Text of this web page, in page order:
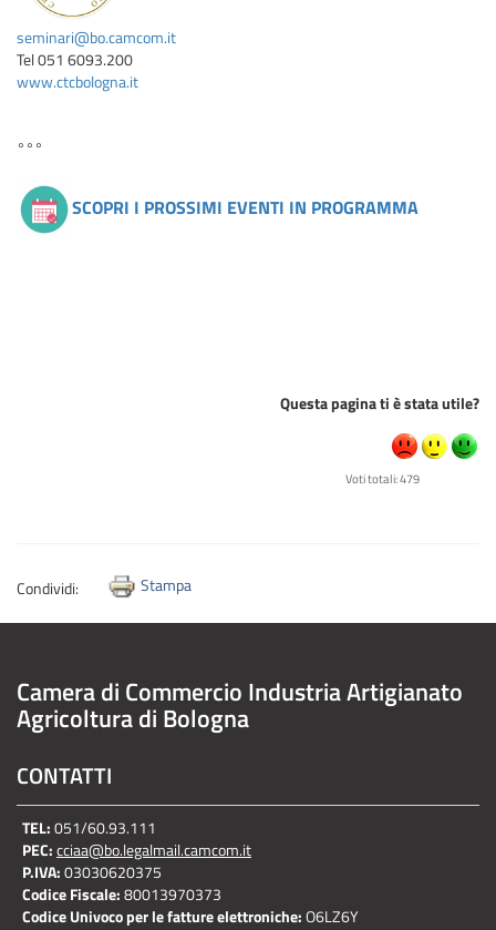
seminari@bo.camcom.it
Tel 051 6093.200
www.ctcbologna.it
°°°
SCOPRI I PROSSIMI EVENTI IN PROGRAMMA
Questa pagina ti è stata utile?
Voti totali: 479
Condividi: Stampa
Camera di Commercio Industria Artigianato
Agricoltura di Bologna
CONTATTI
TEL:051/60.93.111
PEC:cciaa@bo.legalmail.camcom.it
P.IVA:03030620375
Codice Fiscale:80013970373
Codice Univoco per le fatture elettroniche:O6LZ6Y